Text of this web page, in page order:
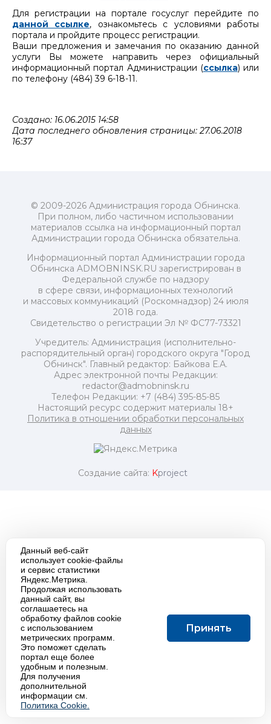
Для регистрации на портале госуслуг перейдите по
данной ссылке, ознакомьтесь с условиями работы
портала и пройдите процесс регистрации.
Ваши предложения и замечания по оказанию данной
услуги Вы можете направить через официальный
информационный портал Администрации (ссылка) или
по телефону (484) 39 6-18-11.
Создано: 16.06.2015 14:58
Дата последнего обновления страницы: 27.06.2018
16:37
© 2009-2026 Администрация города Обнинска.
При полном, либо частичном использовании
материалов ссылка на информационный портал
Администрации города Обнинска обязательна.
Информационный портал Администрации города
Обнинска ADMOBNINSK.RU зарегистрирован в
Федеральной службе по надзору
в сфере связи, информационных технологий
и массовых коммуникаций (Роскомнадзор) 24 июля
2018 года.
Свидетельство о регистрации Эл № ФС77-73321
Учредитель: Администрация (исполнительно-
распорядительный орган) городского округа "Город
Обнинск". Главный редактор: Байкова Е.А.
Адрес электронной почты Редакции:
redactor@admobninsk.ru
Телефон Редакции: +7 (484) 395-85-85
Настоящий ресурс содержит материалы 18+
Политика в отношении обработки персональных
данных
Создание сайта: Kproject
Данный веб-сайт
использует cookie-файлы
и сервис статистики
Яндекс.Метрика.
Продолжая использовать
данный сайт, вы
соглашаетесь на
обработку файлов cookie
с использованием
метрических программ.
Это поможет сделать
портал еще более
удобным и полезным.
Для получения
дополнительной
информации см.
Политика Cookie.
Принять